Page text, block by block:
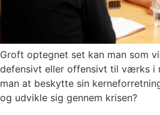
Groft optegnet set kan man som
defensivt eller offensivt til værks i
man at beskytte sin
og udvikle sig gennem krisen?